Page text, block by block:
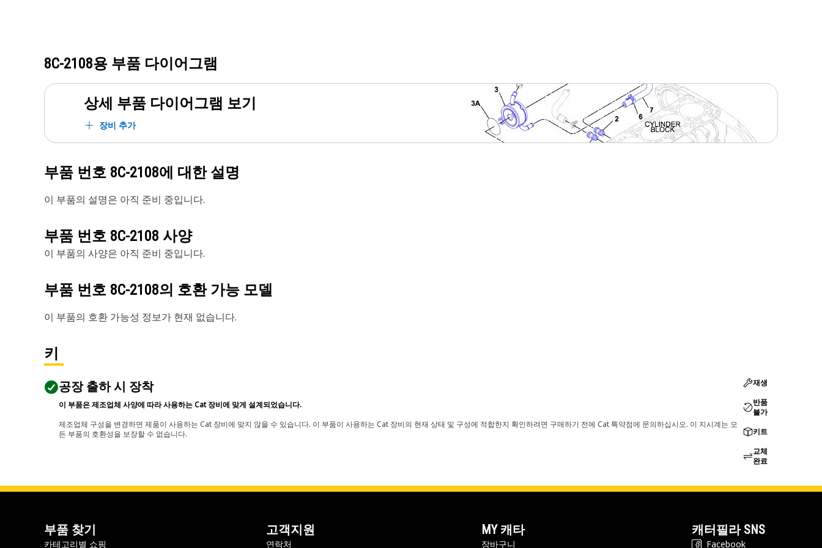
8C-2108용 부품 다이어그램
상세 부품 다이어그램 보기
장비 추가
부품 번호 8C-2108에 대한 설명
이 부품의 설명은 아직 준비 중입니다.
부품 번호 8C-2108 사양
이 부품의 사양은 아직 준비 중입니다.
부품 번호 8C-2108의 호환 가능 모델
이 부품의 호환 가능성 정보가 현재 없습니다.
키
공장 출하 시 장착
이 부품은 제조업체 사양에 따라 사용하는 Cat 장비에 맞게 설계되었습니다.
제조업체 구성을 변경하면 제품이 사용하는 Cat 장비에 맞지 않을 수 있습니다. 이 부품이 사용하는 Cat 장비의 현재 상태 및 구성에 적합한지 확인하려면 구매하기 전에 Cat 특약점에 문의하십시오. 이 지시계는 모
든 부품의 호환성을 보장할 수 없습니다.
재생
반품
불가
키트
교체
완료
부품 찾기
카테고리별 쇼핑
고객지원
연락처
MY 캐타
장바구니
캐터필라 SNS
Facebook